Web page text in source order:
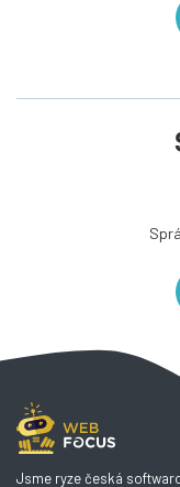
Jsme ryze česká